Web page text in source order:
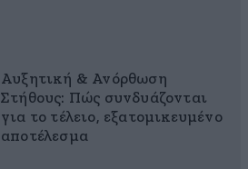
Αυξητική & Ανόρθωση
Στήθους: Πώς συνδυάζονται
για το τέλειο, εξατομικευμένο
αποτέλεσμα